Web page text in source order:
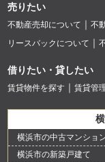
売りたい
不動産売却について 不
リースバックについて
借りたい・貸したい
賃貸物件を探す 賃貸管
横浜市の中古マンショ
横浜市の新築戸建て